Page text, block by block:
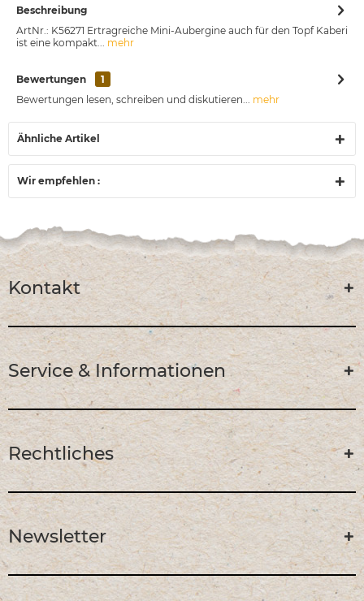
Beschreibung
ArtNr.: K56271 Ertragreiche Mini-Aubergine auch für den Topf Kaberi
ist eine kompakt... mehr
Bewertungen
1
Bewertungen lesen, schreiben und diskutieren... mehr
Ähnliche Artikel
Wir empfehlen :
Kontakt
Service & Informationen
Rechtliches
Newsletter